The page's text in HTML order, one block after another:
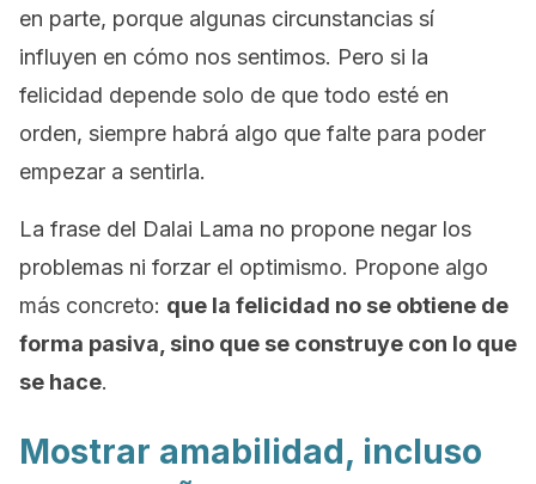
en parte, porque algunas circunstancias sí
influyen en cómo nos sentimos. Pero si la
felicidad depende solo de que todo esté en
orden, siempre habrá algo que falte para poder
empezar a sentirla.
La frase del Dalai Lama no propone negar los
problemas ni forzar el optimismo. Propone algo
más concreto: que la felicidad no se obtiene de
forma pasiva, sino que se construye con lo que
se hace.
Mostrar amabilidad, incluso